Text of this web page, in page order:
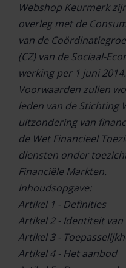
Webshop Keurmerk
overleg met de
van de
(CZ) van de Sociaal-
werking per 1 juni 2014.
Voorwaarden zullen
leden van de Stichting
uitzondering van
de Wet Financieel
diensten onder
Financiële Markten.
Inhoudsopgave:
Artikel 1 - Definities
Artikel 2 - Identiteit
Artikel 3 -
Artikel 4 - Het aanbod